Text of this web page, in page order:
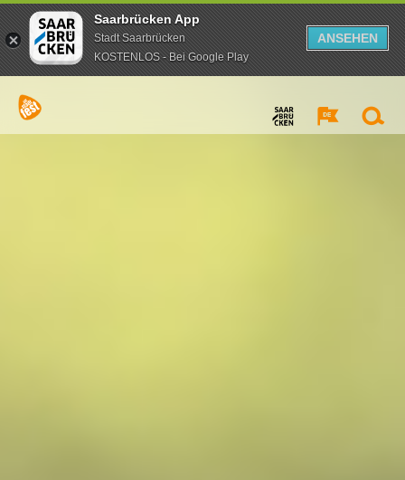
Saarbrücken App
Stadt Saarbrücken
KOSTENLOS - Bei Google Play
ANSEHEN